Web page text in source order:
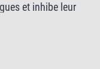
et inhibe leur
sont ainsi